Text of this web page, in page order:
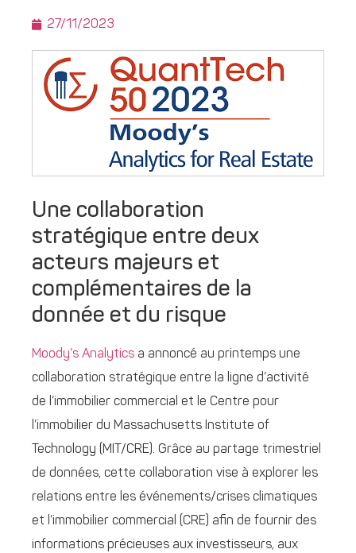
27/11/2023
Une collaboration
stratégique entre deux
acteurs majeurs et
complémentaires de la
donnée et du risque
Moody’s Analytics a annoncé au printemps une
collaboration stratégique entre la ligne d’activité
de l’immobilier commercial et le Centre pour
l’immobilier du Massachusetts Institute of
Technology (MIT/CRE). Grâce au partage trimestriel
de données, cette collaboration vise à explorer les
relations entre les événements/crises climatiques
et l’immobilier commercial (CRE) afin de fournir des
informations précieuses aux investisseurs, aux